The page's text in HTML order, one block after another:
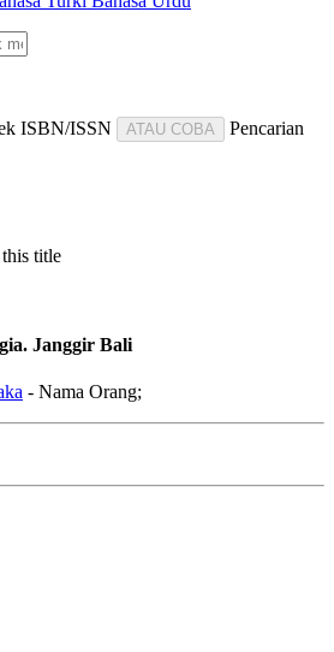
ISBN/ISSN ATAU COBA
Pencarian
Janggir Bali
- Nama Orang;